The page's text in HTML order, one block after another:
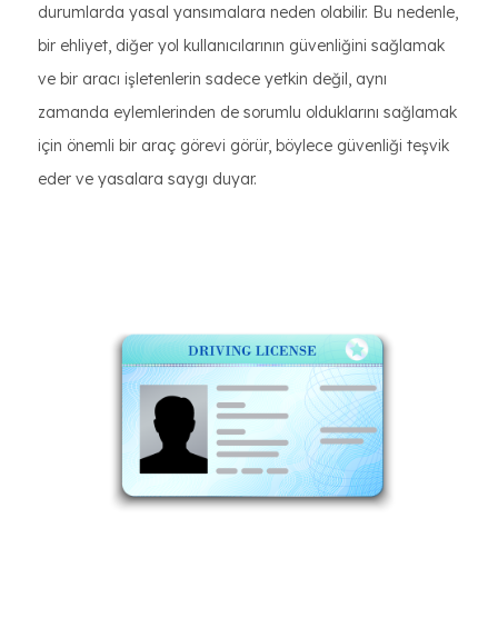
durumlarda yasal yansımalara neden olabilir. Bu nedenle,
bir ehliyet, diğer yol kullanıcılarının güvenliğini sağlamak
ve bir aracı işletenlerin sadece yetkin değil, aynı
zamanda eylemlerinden de sorumlu olduklarını sağlamak
için önemli bir araç görevi görür, böylece güvenliği teşvik
eder ve yasalara saygı duyar.